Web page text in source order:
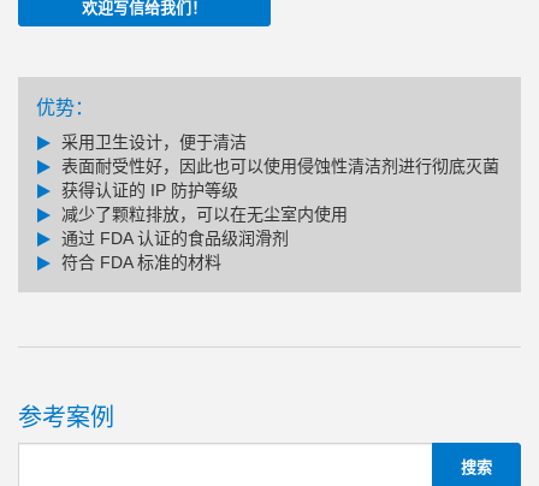
欢迎写信给我们！
优势：
采用卫生设计，便于清洁
表面耐受性好，因此也可以使用侵蚀性清洁剂进行彻底灭菌
获得认证的 IP 防护等级
减少了颗粒排放，可以在无尘室内使用
通过 FDA 认证的食品级润滑剂
符合 FDA 标准的材料
参考案例